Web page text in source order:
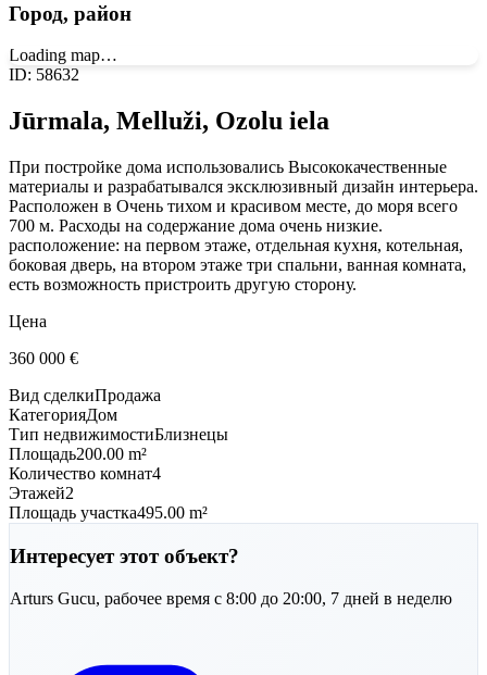
Город, район
Loading map…
ID: 58632
Jūrmala, Melluži, Ozolu iela
При постройке дома использовались Высококачественные
материалы и разрабатывался эксклюзивный дизайн интерьера.
Расположен в Очень тихом и красивом месте, до моря всего
700 м. Расходы на содержание дома очень низкие.
расположение: на первом этаже, отдельная кухня, котельная,
боковая дверь, на втором этаже три спальни, ванная комната,
есть возможность пристроить другую сторону.
Цена
360 000 €
Вид сделкиПродажа
КатегорияДом
Тип недвижимостиБлизнецы
Площадь200.00 m²
Количество комнат4
Этажей2
Площадь участка495.00 m²
Интересует этот объект?
Arturs Gucu, рабочее время с 8:00 до 20:00, 7 дней в неделю